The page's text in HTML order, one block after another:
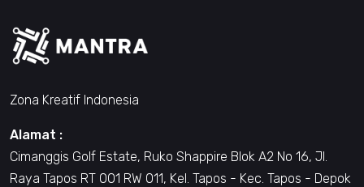
Zona Kreatif Indonesia
Alamat :
Cimanggis Golf Estate, Ruko Shappire Blok A2 No 16, Jl.
Raya Tapos RT 001 RW 011, Kel. Tapos - Kec. Tapos - Depok